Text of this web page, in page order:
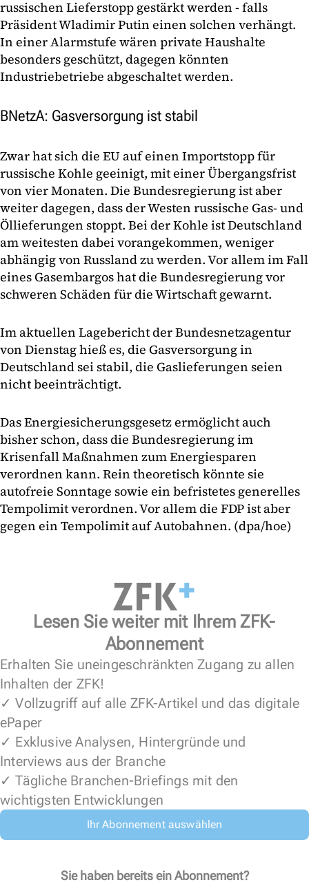
russischen Lieferstopp gestärkt werden - falls
Präsident Wladimir Putin einen solchen verhängt.
In einer Alarmstufe wären private Haushalte
besonders geschützt, dagegen könnten
Industriebetriebe abgeschaltet werden.
BNetzA: Gasversorgung ist stabil
Zwar hat sich die EU auf einen Importstopp für
russische Kohle geeinigt, mit einer Übergangsfrist
von vier Monaten. Die Bundesregierung ist aber
weiter dagegen, dass der Westen russische Gas- und
Öllieferungen stoppt. Bei der Kohle ist Deutschland
am weitesten dabei vorangekommen, weniger
abhängig von Russland zu werden. Vor allem im Fall
eines Gasembargos hat die Bundesregierung vor
schweren Schäden für die Wirtschaft gewarnt.
Im aktuellen Lagebericht der Bundesnetzagentur
von Dienstag hieß es, die Gasversorgung in
Deutschland sei stabil, die Gaslieferungen seien
nicht beeinträchtigt.
Das Energiesicherungsgesetz ermöglicht auch
bisher schon, dass die Bundesregierung im
Krisenfall Maßnahmen zum Energiesparen
verordnen kann. Rein theoretisch könnte sie
autofreie Sonntage sowie ein befristetes generelles
Tempolimit verordnen. Vor allem die FDP ist aber
gegen ein Tempolimit auf Autobahnen. (dpa/hoe)
Lesen Sie weiter mit Ihrem ZFK-
Abonnement
Erhalten Sie uneingeschränkten Zugang zu allen
Inhalten der ZFK!
✓ Vollzugriff auf alle ZFK-Artikel und das digitale
ePaper
✓ Exklusive Analysen, Hintergründe und
Interviews aus der Branche
✓ Tägliche Branchen-Briefings mit den
wichtigsten Entwicklungen
Ihr Abonnement auswählen
Sie haben bereits ein Abonnement?